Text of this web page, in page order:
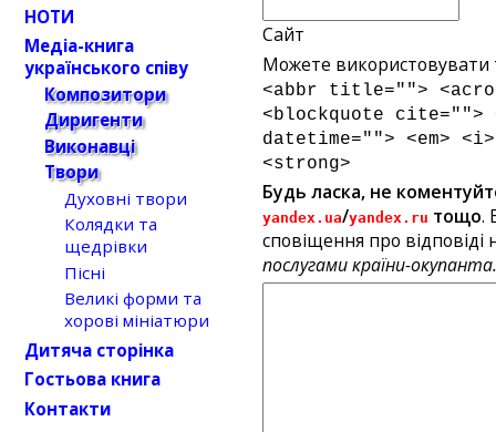
Сайт
Можете використовувати
<abbr title="">
<blockquote cite="">
datetime=""> <em>
<strong>
Будь ласка, не
yandex.ua/yandex.ru тощо.
сповіщення про відповіді
послугами країни-
НОТИ
Медіа-книга
українського співу
Композитори
Диригенти
Виконавці
Твори
Духовні твори
Колядки та
щедрівки
Пісні
Великі форми та
хорові мініатюри
Дитяча сторінка
Гостьова книга
Контакти